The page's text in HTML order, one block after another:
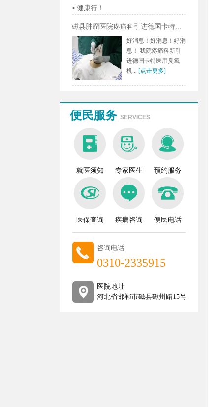
磁县肿瘤医院疼痛科引进德国卡特...
好消息！好消息！好消
息！ 我院疼痛科新引
进德国卡特医用臭氧
机... [点击更多]
便民服务 SERVICES
就医须知 专家医生 预约服务
医保查询 疾病咨询 便民电话
咨询电话
0310-2335915
医院地址
河北省邯郸市磁县磁州路15号